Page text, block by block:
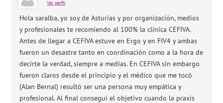
Ver perfil
Hola saralba, yo soy de Asturias y por organización, medios
y profesionales te recomiendo al 100% la clínica CEFIVA.
Antes de llegar a CEFIVA estuve en Ergo y en FIV4 y ambas
fueron un desastre tanto en coordinación como a la hora de
decirte la verdad, siempre a medias. En CEFIVA sin embargo
fueron claros desde el principio y el médico que me tocó
(Alan Bernal) resultó ser una persona muy empática y
profesional. Al final conseguí el objetivo cuando la praxis